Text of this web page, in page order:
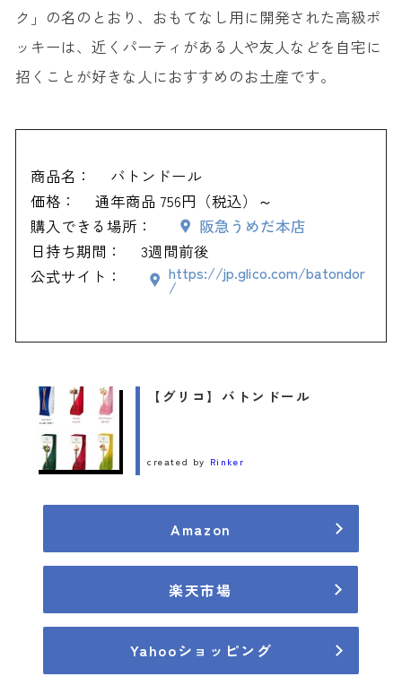
ク」の名のとおり、おもてなし用に開発された高級ポ
ッキーは、近くパーティがある人や友人などを自宅に
招くことが好きな人におすすめのお土産です。
商品名：
バトンドール
価格：
通年商品 756円（税込）～
購入できる場所：
阪急うめだ本店
日持ち期間：
3週間前後
公式サイト：
https://jp.glico.com/batondor
/
【グリコ】バトンドール
created by Rinker
Amazon
楽天市場
Yahooショッピング